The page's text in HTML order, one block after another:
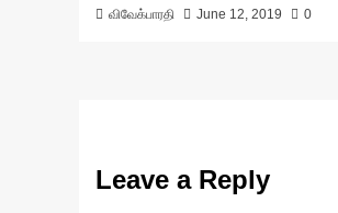
விவேக்பாரதி June 12, 2019 0
Leave a Reply